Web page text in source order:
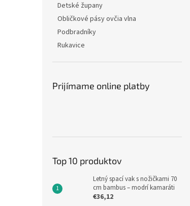
Detské župany
Obličkové pásy ovčia vlna
Podbradníky
Rukavice
Prijímame online platby
Top 10 produktov
Letný spací vak s nožičkami 70
cm bambus – modrí kamaráti
€36,12